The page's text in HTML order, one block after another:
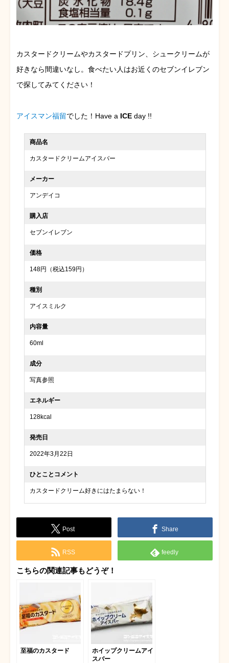
カスタードクリームやカスタードプリン、シュークリームが
好きなら間違いなし。食べたい人はお近くのセブンイレブン
で探してみてください！
アイスマン福留でした！Have a ICE day !!
商品名
カスタードクリームアイスバー
メーカー
アンデイコ
購入店
セブンイレブン
価格
148円（税込159円）
種別
アイスミルク
内容量
60ml
成分
写真参照
エネルギー
128kcal
発売日
2022年3月22日
ひとことコメント
カスタードクリーム好きにはたまらない！
Post Share
RSS feedly
こちらの関連記事もどうぞ！
至福のカスタード
ホイップクリームアイ
スバー